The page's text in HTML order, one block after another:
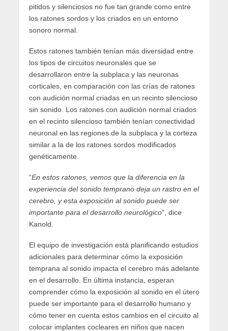
pitidos y silenciosos no fue tan grande como entre
los ratones sordos y los criados en un entorno
sonoro normal.
Estos ratones también tenían más diversidad entre
los tipos de circuitos neuronales que se
desarrollaron entre la subplaca y las neuronas
corticales, en comparación con las crías de ratones
con audición normal criadas en un recinto silencioso
sin sonido. Los ratones con audición normal criados
en el recinto silencioso también tenían conectividad
neuronal en las regiones de la subplaca y la corteza
similar a la de los ratones sordos modificados
genéticamente.
“En estos ratones, vemos que la diferencia en la
experiencia del sonido temprano deja un rastro en el
cerebro, y esta exposición al sonido puede ser
importante para el desarrollo neurológico“, dice
Kanold.
El equipo de investigación está planificando estudios
adicionales para determinar cómo la exposición
temprana al sonido impacta el cerebro más adelante
en el desarrollo. En última instancia, esperan
comprender cómo la exposición al sonido en el útero
puede ser importante para el desarrollo humano y
cómo tener en cuenta estos cambios en el circuito al
colocar implantes cocleares en niños que nacen